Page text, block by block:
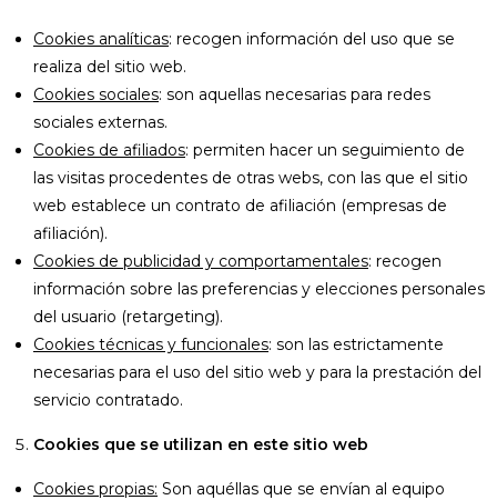
Cookies analíticas: recogen información del uso que se
realiza del sitio web.
Cookies sociales: son aquellas necesarias para redes
sociales externas.
Cookies de afiliados: permiten hacer un seguimiento de
las visitas procedentes de otras webs, con las que el sitio
web establece un contrato de afiliación (empresas de
afiliación).
Cookies de publicidad y comportamentales: recogen
información sobre las preferencias y elecciones personales
del usuario (retargeting).
Cookies técnicas y funcionales: son las estrictamente
necesarias para el uso del sitio web y para la prestación del
servicio contratado.
Cookies que se utilizan en este sitio web
Cookies propias: Son aquéllas que se envían al equipo